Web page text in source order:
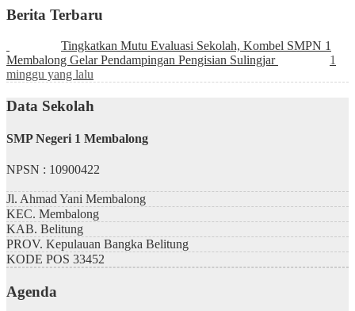
Berita Terbaru
Tingkatkan Mutu Evaluasi Sekolah, Kombel SMPN 1
Membalong Gelar Pendampingan Pengisian Sulingjar
1
minggu yang lalu
Data Sekolah
SMP Negeri 1 Membalong
NPSN : 10900422
Jl. Ahmad Yani Membalong
KEC. Membalong
KAB. Belitung
PROV. Kepulauan Bangka Belitung
KODE POS 33452
Agenda